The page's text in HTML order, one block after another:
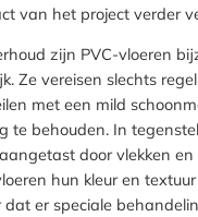
van het project verder
zijn PVC-vloeren
Ze vereisen slechts
met een mild
te behouden. In
door vlekken en
hun kleur en
er speciale